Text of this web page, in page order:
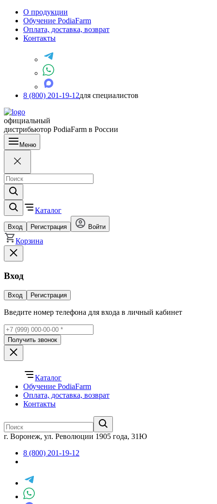
О продукции
Обучение PodiaFarm
Оплата, доставка, возврат
Контакты
8 (800) 201-19-12для специалистов
официальный
дистрибьютор PodiaFarm в России
Меню
Каталог
Вход Регистрация Войти
Корзина
Вход
Вход Регистрация
Введите номер телефона для входа в личный кабинет
Получить звонок
Каталог
Обучение PodiaFarm
Оплата, доставка, возврат
Контакты
г. Воронеж, ул. Революции 1905 года, 31Ю
8 (800) 201-19-12